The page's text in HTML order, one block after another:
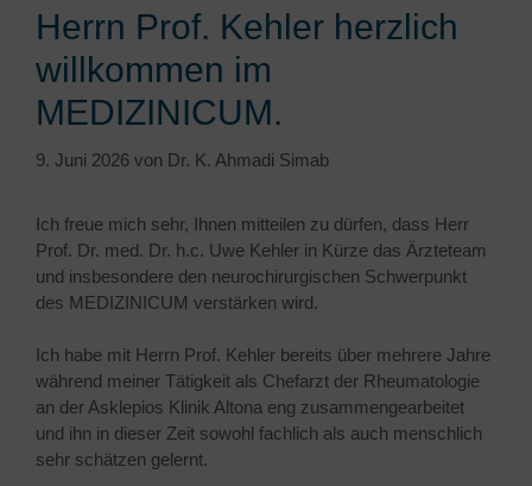
Herrn Prof. Kehler herzlich
willkommen im
MEDIZINICUM.
9. Juni 2026 von Dr. K. Ahmadi Simab
Ich freue mich sehr, Ihnen mitteilen zu dürfen, dass Herr
Prof. Dr. med. Dr. h.c. Uwe Kehler in Kürze das Ärzteteam
und insbesondere den neurochirurgischen Schwerpunkt
des MEDIZINICUM verstärken wird.
Ich habe mit Herrn Prof. Kehler bereits über mehrere Jahre
während meiner Tätigkeit als Chefarzt der Rheumatologie
an der Asklepios Klinik Altona eng zusammengearbeitet
und ihn in dieser Zeit sowohl fachlich als auch menschlich
sehr schätzen gelernt.